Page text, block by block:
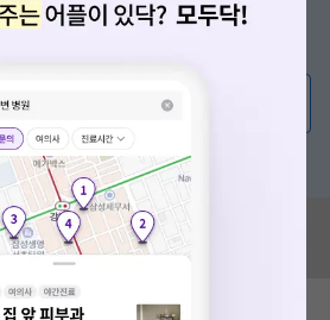
궁금한 점이 있나요?
요
서비스에 다양한 게시글 보러가기
가 있나요?
!